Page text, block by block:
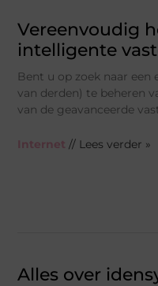
Vereenvoudig
intelligente
Bent u op zoek naar
van derden) te beheren
van de geavanceerde
Internet // Lees verder »
Alles over